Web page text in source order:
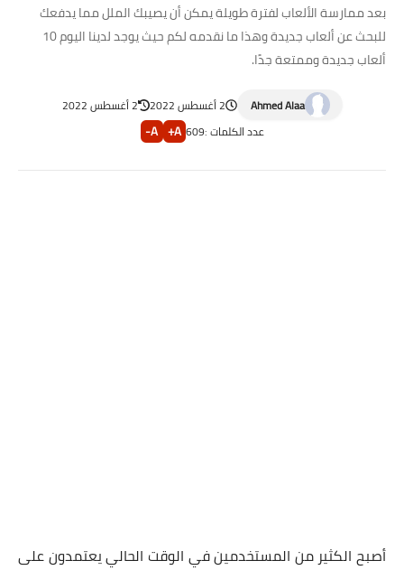
بعد ممارسة الألعاب لفترة طويلة يمكن أن يصيبك الملل مما يدفعك
للبحث عن ألعاب جديدة وهذا ما نقدمه لكم حيث يوجد لدينا اليوم 10
ألعاب جديدة وممتعة جدًا.
Ahmed Alaa 2 أغسطس 2022
2 أغسطس 2022
عدد الكلمات :609
A+
A-
أصبح الكثير من المستخدمين في الوقت الحالي يعتمدون على